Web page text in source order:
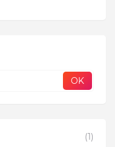
(1)